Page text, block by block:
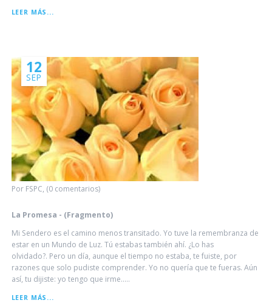
LEER MÁS...
Por FSPC, (0 comentarios)
12
SEP
La Promesa - (Fragmento)
Mi Sendero es el camino menos transitado. Yo tuve la remembranza de
estar en un Mundo de Luz. Tú estabas también ahí. ¿Lo has
olvidado?. Pero un día, aunque el tiempo no estaba, te fuiste, por
razones que solo pudiste comprender. Yo no quería que te fueras. Aún
así, tu dijiste: yo tengo que irme.....
LEER MÁS...